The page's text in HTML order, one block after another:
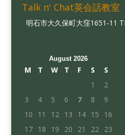
Talk n' Chat英会話教室
明石市大久保町大窪1651‐11
August 2026
M T W T F S
S
1
2
3
4 5 6 7 8
9
10
11 12 13 14 15
16
17
18 19 20 21 22
23